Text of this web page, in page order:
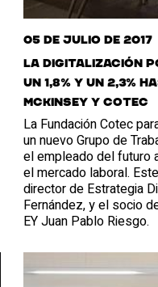
05 de julio de 2017
La digitalización
un 1,8% y un 2,3%
Mckinsey y Cotec
La Fundación Cotec
un nuevo Grupo de
el empleado del futuro
el mercado laboral.
director de Estrategia
Fernández, y el socio
EY Juan Pablo Riesgo.